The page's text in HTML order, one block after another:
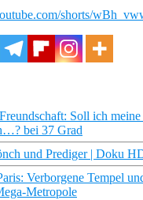
shorts/
Soll ich
bei 37 Grad
und Prediger | Doku
Verborgene Tempel
Metropole